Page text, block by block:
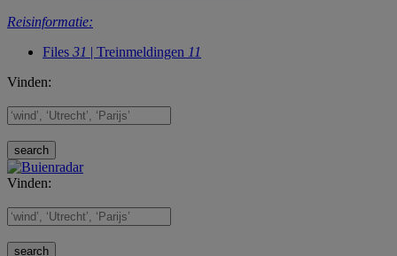
Reisinformatie:
Files 31 | Treinmeldingen 11
Vinden:
Vinden: